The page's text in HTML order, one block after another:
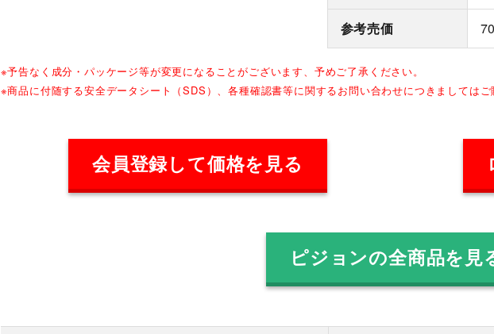
参考売価
※予告なく成分・パッケージ等が変更になることがございます、予めご了承ください。
※商品に付随する安全データシート（SDS）、各種確認書等に関するお問い合わせにつきましては
会員登録して価格を見る
ピジョンの全商品を見